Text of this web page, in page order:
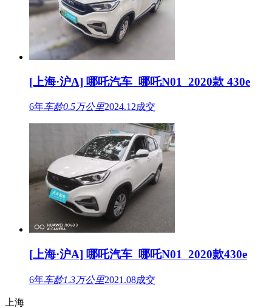
[上海·沪A] 哪吒汽车 哪吒N01 2020款 430e
6年车龄0.5万公里2024.12成交
[上海·沪A] 哪吒汽车 哪吒N01 2020款430e
6年车龄1.3万公里2021.08成交
上海